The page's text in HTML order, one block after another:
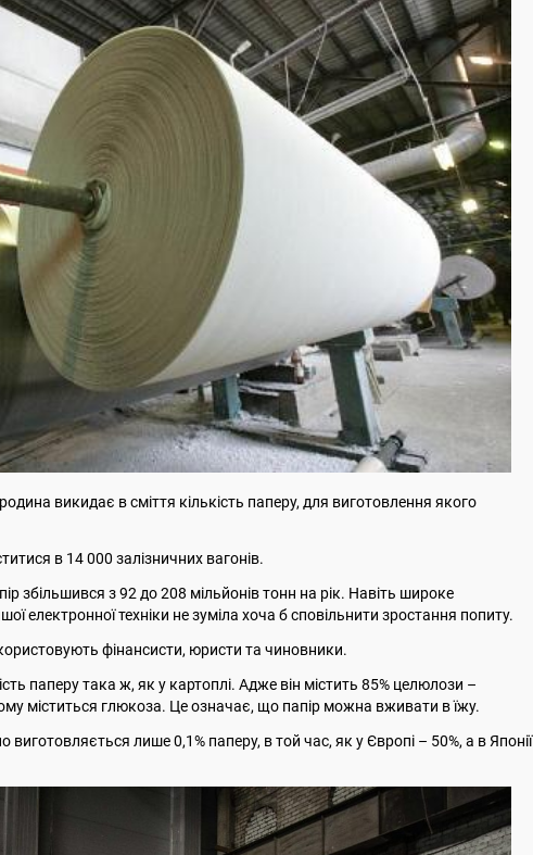
викидає в сміття кількість паперу, для виготовлення якого
в 14 000 залізничних вагонів.
збільшився з 92 до 208 мільйонів тонн на рік. Навіть широке
електронної техніки не зуміла хоча б сповільнити зростання попиту.
фінансисти, юристи та чиновники.
паперу така ж, як у картоплі. Адже він містить 85% целюлози –
міститься глюкоза. Це означає, що папір можна вживати в їжу.
виготовляється лише 0,1% паперу, в той час, як у Європі – 50%, а в Японії